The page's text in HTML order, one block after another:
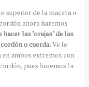
superior de la maceta o
ahora haremos
hacer las "orejas" de las
o cuerda.Ve le
en ambos extremos con
pues haremos la